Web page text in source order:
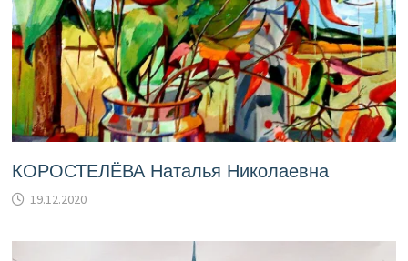
КОРОСТЕЛЁВА Наталья Николаевна
19.12.2020